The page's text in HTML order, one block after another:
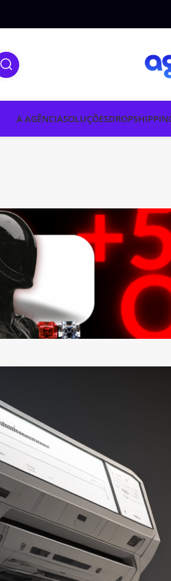
A AGÊNCIASOLUÇÕES